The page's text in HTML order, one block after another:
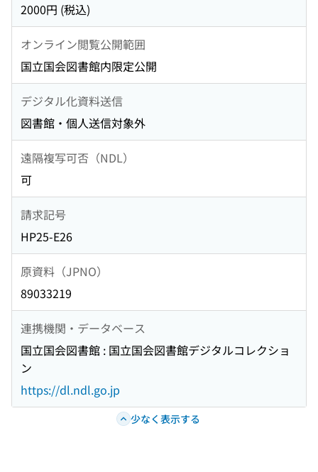
2000円 (税込)
オンライン閲覧公開範囲
国立国会図書館内限定公開
デジタル化資料送信
図書館・個人送信対象外
遠隔複写可否（NDL）
可
請求記号
HP25-E26
原資料（JPNO）
89033219
連携機関・データベース
国立国会図書館 : 国立国会図書館デジタルコレクショ
ン
https://dl.ndl.go.jp
少なく表示する